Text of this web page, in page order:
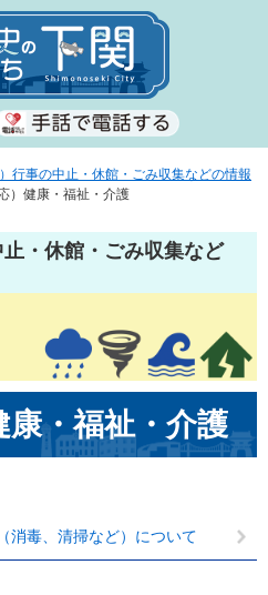
）行事の中止・休館・ごみ収集などの情報
）健康・福祉・介護
止・休館・ごみ収集など
康・福祉・介護
消毒、清掃など）について